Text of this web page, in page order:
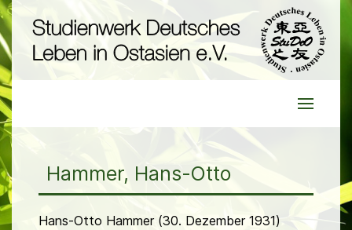
Hammer, Hans-Otto
Hans-Otto Hammer (30. Dezember 1931)